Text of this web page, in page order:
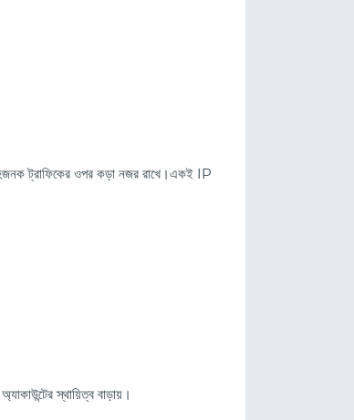
ট্রাফিকের ওপর কড়া নজর রাখে।একই IP
স্থায়িত্ব বাড়ায়।